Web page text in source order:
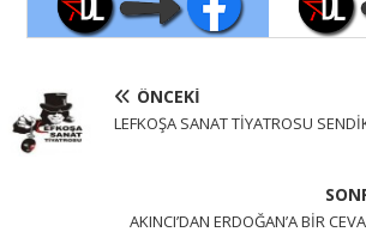
ÖNCEKI
LEFKOŞA SANAT TİYATROSU
AKINCI’DAN ERDOĞAN’A BİR